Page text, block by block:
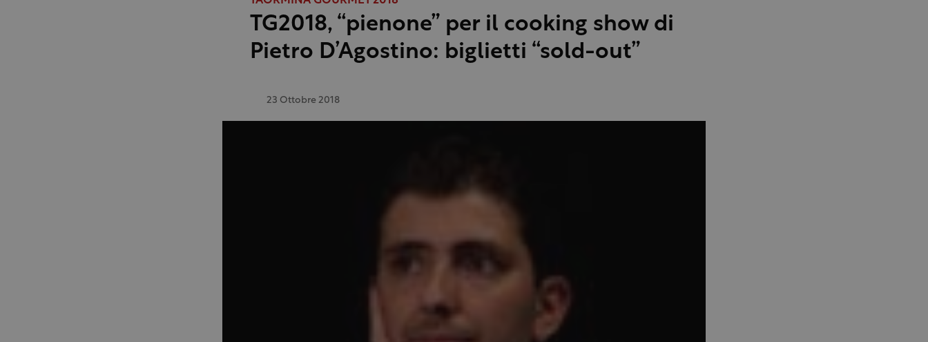
TG2018, “pienone” per il cooking show di
Pietro D’Agostino: biglietti “sold-out”
23 Ottobre 2018